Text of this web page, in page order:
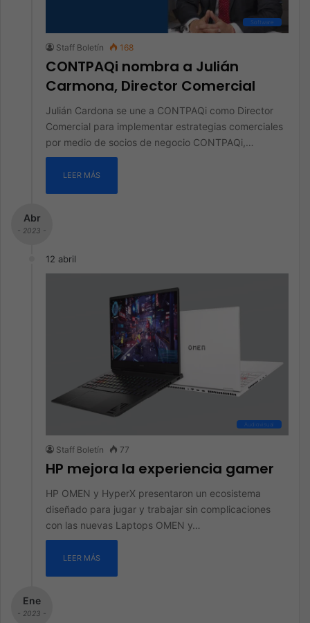
Software
Staff Boletín 168
CONTPAQi nombra a Julián
Carmona, Director Comercial
Julián Cardona se une a CONTPAQi como Director
Comercial para implementar estrategias comerciales
por medio de socios de negocio CONTPAQi,…
LEER MÁS
Abr
- 2023 -
12 abril
Audiovisual
Staff Boletín 77
HP mejora la experiencia gamer
HP OMEN y HyperX presentaron un ecosistema
diseñado para jugar y trabajar sin complicaciones
con las nuevas Laptops OMEN y…
LEER MÁS
Ene
- 2023 -